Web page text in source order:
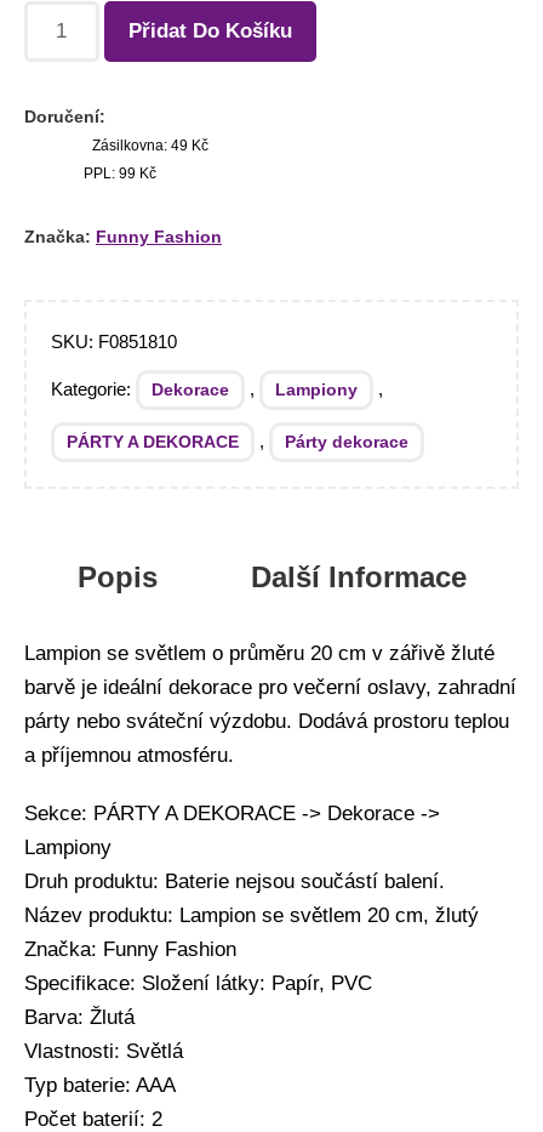
Přidat Do Košíku
Doručení:
Zásilkovna: 49 Kč
PPL: 99 Kč
Značka: Funny Fashion
SKU: F0851810
Kategorie: Dekorace , Lampiony ,
PÁRTY A DEKORACE , Párty dekorace
Popis Další Informace
Lampion se světlem o průměru 20 cm v zářivě žluté
barvě je ideální dekorace pro večerní oslavy, zahradní
párty nebo sváteční výzdobu. Dodává prostoru teplou
a příjemnou atmosféru.
Sekce: PÁRTY A DEKORACE -> Dekorace ->
Lampiony
Druh produktu: Baterie nejsou součástí balení.
Název produktu: Lampion se světlem 20 cm, žlutý
Značka: Funny Fashion
Specifikace: Složení látky: Papír, PVC
Barva: Žlutá
Vlastnosti: Světlá
Typ baterie: AAA
Počet baterií: 2